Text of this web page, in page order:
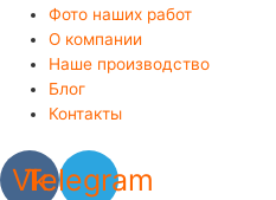
Фото наших работ
О компании
Наше производство
Блог
Контакты
Vk
Telegram